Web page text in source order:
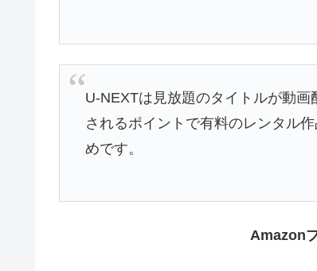
U-NEXTは見放題のタイトルが動
されるポイントで有料のレンタル
めです。
Amazon